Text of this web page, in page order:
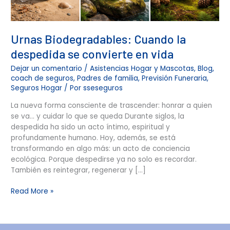
Urnas Biodegradables: Cuando la
despedida se convierte en vida
Dejar un comentario /Asistencias Hogar y Mascotas,Blog,
coach de seguros,Padres de familia,Previsión Funeraria,
Seguros Hogar / Porsseseguros
La nueva forma consciente de trascender: honrar a quien
se va… y cuidar lo que se queda Durante siglos, la
despedida ha sido un acto íntimo, espiritual y
profundamente humano. Hoy, además, se está
transformando en algo más: un acto de conciencia
ecológica. Porque despedirse ya no solo es recordar.
También es reintegrar, regenerar y […]
Read More »